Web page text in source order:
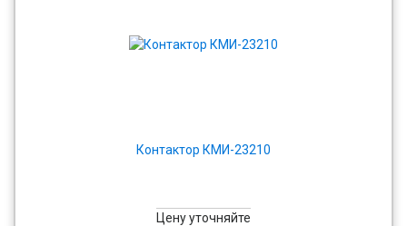
Контактор КМИ-23210
Цену уточняйте